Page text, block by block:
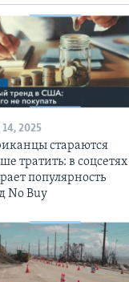
2025
стараются
тратить: в соцсетях
популярность
No Buy